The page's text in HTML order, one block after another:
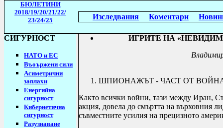
БЮЛЕТИНИ
2018/19/20/21/22/
23/24/25
Изследвания Коментари
СИГУРНОСТ
НАТО и ЕС
Въоържени сили
Асиметрични
заплахи
Енергийна
сигурност
Кибернетична
сигурност
Разузнаване
ИГРИТЕ НА
ШПИОНАЖЪТ - ЧАСТ ОТ
Както всички войни, тази между Иран,
акция, довела до смъртта на върховния
съвместните усилия на прецизното